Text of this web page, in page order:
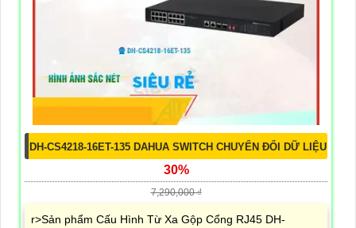
DH-CS4218-16ET-135 DAHUA SWITCH CHUYỂN ĐỔI DỮ LIỆU
30%
7,290,000 ₫
r>Sản phẩm Cấu Hình Từ Xa Gộp Cổng RJ45 DH-